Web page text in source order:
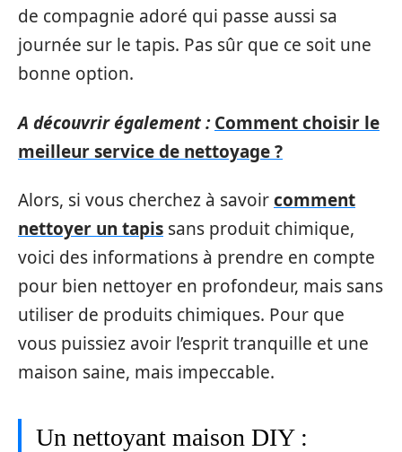
de compagnie adoré qui passe aussi sa
journée sur le tapis. Pas sûr que ce soit une
bonne option.
A découvrir également : Comment choisir le
meilleur service de nettoyage ?
Alors, si vous cherchez à savoircomment
nettoyer un tapis sans produit chimique,
voici des informations à prendre en compte
pour bien nettoyer en profondeur, mais sans
utiliser de produits chimiques. Pour que
vous puissiez avoir l’esprit tranquille et une
maison saine, mais impeccable.
Un nettoyant maison DIY :